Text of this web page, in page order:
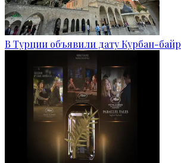
В Турции объявили дату Курбан-